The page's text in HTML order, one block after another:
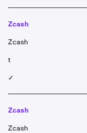
Zcash
Zcash
t
✓
Zcash
Zcash